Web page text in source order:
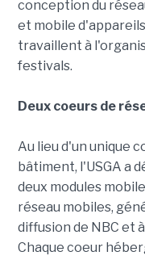
conception du
et mobile
travaillent à
festivals.
Deux coeurs de
Au lieu d'un unique
bâtiment, l'USGA a
deux modules
réseau mobiles,
diffusion de NBC et
Chaque coeur